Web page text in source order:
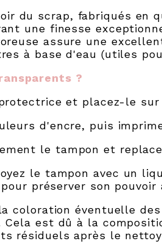
du scrap, fabriqués en
une finesse
assure une
à base d'eau (utiles
?
et placez-le
d'encre, puis
le tampon et
le tampon avec un
préserver son pouvoir
coloration éventuelle
est dû à la
résiduels après le